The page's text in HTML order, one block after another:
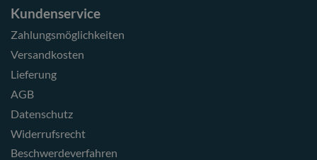
Kundenservice
Zahlungsmöglichkeiten
Versandkosten
Lieferung
AGB
Datenschutz
Widerrufsrecht
Beschwerdeverfahren